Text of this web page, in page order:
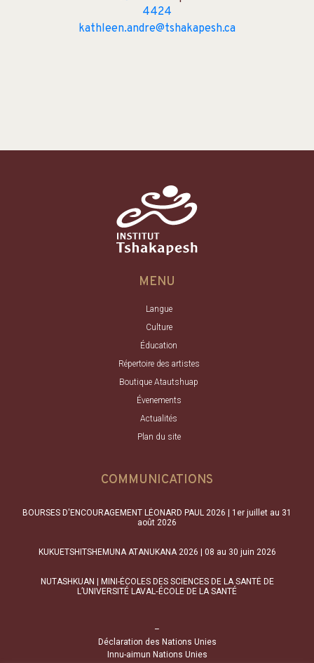
4424
kathleen.andre@tshakapesh.ca
MENU
Langue
Culture
Éducation
Répertoire des artistes
Boutique Atautshuap
Évenements
Actualités
Plan du site
COMMUNICATIONS
BOURSES D'ENCOURAGEMENT LÉONARD PAUL 2026 | 1er juillet au 31
août 2026
KUKUETSHITSHEMUNA ATANUKANA 2026 | 08 au 30 juin 2026
NUTASHKUAN | MINI-ÉCOLES DES SCIENCES DE LA SANTÉ DE
L’UNIVERSITÉ LAVAL‑ÉCOLE DE LA SANTÉ
–
Déclaration des Nations Unies
Innu-aimun Nations Unies